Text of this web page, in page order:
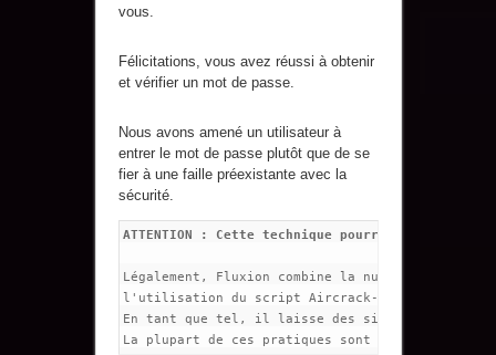
vous.
Félicitations, vous avez réussi à obtenir
et vérifier un mot de passe.
Nous avons amené un utilisateur à
entrer le mot de passe plutôt que de se
fier à une faille préexistante avec la
sécurité.
ATTENTION : Cette technique pourrait être
Légalement, Fluxion combine la numérisation,
l'utilisation du script Aircrack-ng pour obtenir
En tant que tel, il laisse des signatures dans